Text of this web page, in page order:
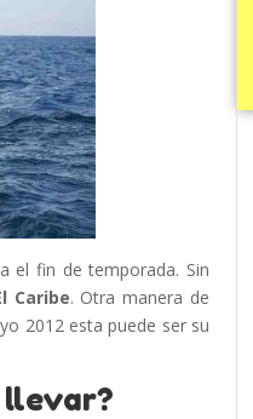
el fin de temporada. Sin
Caribe. Otra manera de
2012 esta puede ser su
llevar?